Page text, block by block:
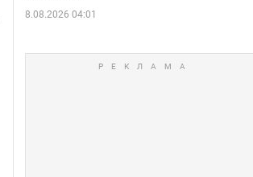
8.08.2026 04:01